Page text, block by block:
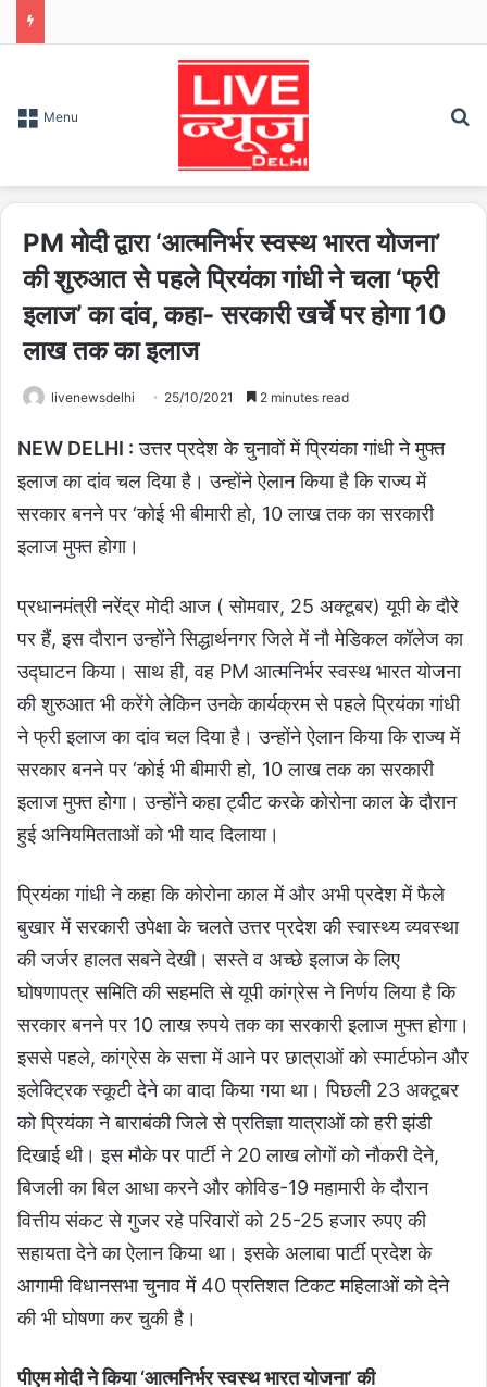
Menu
PM मोदी द्वारा ‘आत्मनिर्भर स्वस्थ भारत योजना’
की शुरुआत से पहले प्रियंका गांधी ने चला ‘फ्री
इलाज’ का दांव, कहा- सरकारी खर्चे पर होगा 10
लाख तक का इलाज
livenewsdelhi 25/10/2021 2 minutes read
NEW DELHI : उत्तर प्रदेश के चुनावों में प्रियंका गांधी ने मुफ्त
इलाज का दांव चल दिया है। उन्होंने ऐलान किया है कि राज्य में
सरकार बनने पर ‘कोई भी बीमारी हो, 10 लाख तक का सरकारी
इलाज मुफ्त होगा।
प्रधानमंत्री नरेंद्र मोदी आज ( सोमवार, 25 अक्टूबर) यूपी के दौरे
पर हैं, इस दौरान उन्होंने सिद्धार्थनगर जिले में नौ मेडिकल कॉलेज का
उद्घाटन किया। साथ ही, वह PM आत्मनिर्भर स्वस्थ भारत योजना
की शुरुआत भी करेंगे लेकिन उनके कार्यक्रम से पहले प्रियंका गांधी
ने फ्री इलाज का दांव चल दिया है। उन्होंने ऐलान किया कि राज्य में
सरकार बनने पर ‘कोई भी बीमारी हो, 10 लाख तक का सरकारी
इलाज मुफ्त होगा। उन्होंने कहा ट्वीट करके कोरोना काल के दौरान
हुई अनियमितताओं को भी याद दिलाया।
प्रियंका गांधी ने कहा कि कोरोना काल में और अभी प्रदेश में फैले
बुखार में सरकारी उपेक्षा के चलते उत्तर प्रदेश की स्वास्थ्य व्यवस्था
की जर्जर हालत सबने देखी। सस्ते व अच्छे इलाज के लिए
घोषणापत्र समिति की सहमति से यूपी कांग्रेस ने निर्णय लिया है कि
सरकार बनने पर 10 लाख रुपये तक का सरकारी इलाज मुफ्त होगा।
इससे पहले, कांग्रेस के सत्ता में आने पर छात्राओं को स्मार्टफोन और
इलेक्ट्रिक स्कूटी देने का वादा किया गया था। पिछली 23 अक्टूबर
को प्रियंका ने बाराबंकी जिले से प्रतिज्ञा यात्राओं को हरी झंडी
दिखाई थी। इस मौके पर पार्टी ने 20 लाख लोगों को नौकरी देने,
बिजली का बिल आधा करने और कोविड-19 महामारी के दौरान
वित्तीय संकट से गुजर रहे परिवारों को 25-25 हजार रुपए की
सहायता देने का ऐलान किया था। इसके अलावा पार्टी प्रदेश के
आगामी विधानसभा चुनाव में 40 प्रतिशत टिकट महिलाओं को देने
की भी घोषणा कर चुकी है।
पीएम मोदी ने किया ‘आत्मनिर्भर स्वस्थ भारत योजना’ की